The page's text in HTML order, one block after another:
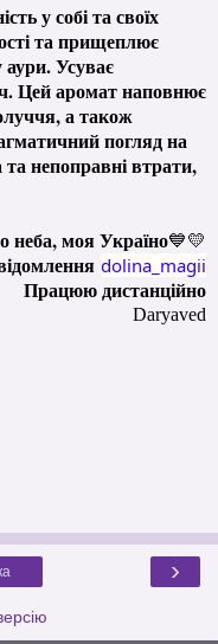
у собі та своїх
та прищеплює
Усуває
Цей аромат наповнює
а також
погляд на
та непоправні втрати,
неба, моя Україно💙💛
dolina_magii
Працюю дистанційно
Daryaved
›